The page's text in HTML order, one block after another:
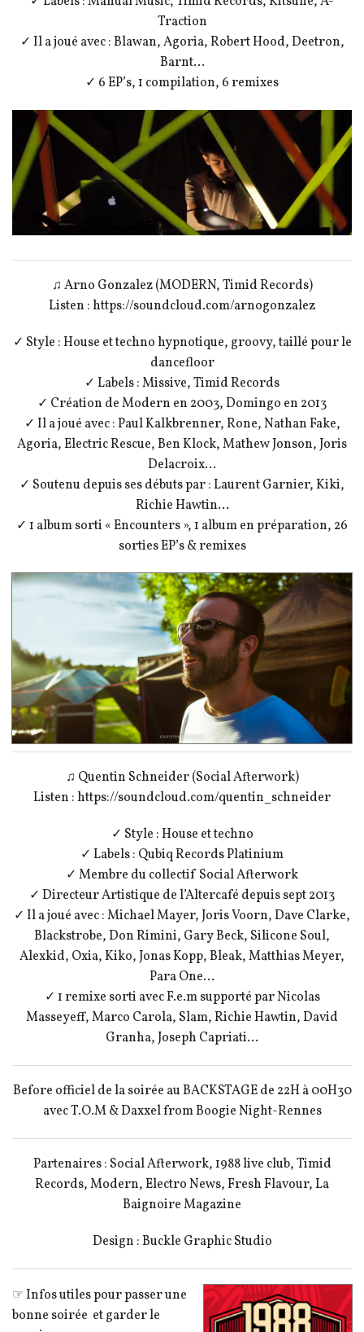
Traction
✓ Il a joué avec : Blawan, Agoria, Robert Hood, Deetron,
Barnt…
✓ 6 EP’s, 1 compilation, 6 remixes
♫ Arno Gonzalez (MODERN, Timid Records)
Listen : https://soundcloud.com/arnogonzalez
✓ Style : House et techno hypnotique, groovy, taillé pour le
dancefloor
✓ Labels : Missive, Timid Records
✓ Création de Modern en 2003, Domingo en 2013
✓ Il a joué avec : Paul Kalkbrenner, Rone, Nathan Fake,
Agoria, Electric Rescue, Ben Klock, Mathew Jonson, Joris
Delacroix…
✓ Soutenu depuis ses débuts par : Laurent Garnier, Kiki,
Richie Hawtin…
✓ 1 album sorti « Encounters », 1 album en préparation, 26
sorties EP’s & remixes
♫ Quentin Schneider (Social Afterwork)
Listen : https://soundcloud.com/quentin_schneider
✓ Style : House et techno
✓ Labels : Qubiq Records Platinium
✓ Membre du collectif Social Afterwork
✓ Directeur Artistique de l’Altercafé depuis sept 2013
✓ Il a joué avec : Michael Mayer, Joris Voorn, Dave Clarke,
Blackstrobe, Don Rimini, Gary Beck, Silicone Soul,
Alexkid, Oxia, Kiko, Jonas Kopp, Bleak, Matthias Meyer,
Para One…
✓ 1 remixe sorti avec F.e.m supporté par Nicolas
Masseyeff, Marco Carola, Slam, Richie Hawtin, David
Granha, Joseph Capriati…
Before officiel de la soirée au BACKSTAGE de 22H à 00H30
avec T.O.M & Daxxel from Boogie Night-Rennes
Partenaires : Social Afterwork, 1988 live club, Timid
Records, Modern, Electro News, Fresh Flavour, La
Baignoire Magazine
Design : Buckle Graphic Studio
☞ Infos utiles pour passer une
bonne soirée et garder le